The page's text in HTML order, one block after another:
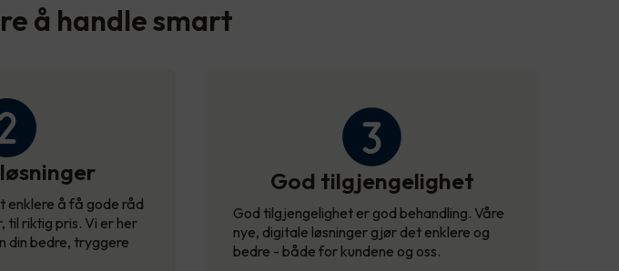
å handle smart
enklere å få gode råd
til riktig pris. Vi er her
din bedre, tryggere
God tilgjengelighet
God tilgjengelighet er god behandling. Våre
nye, digitale løsninger gjør det enklere og
bedre - både for kundene og oss.